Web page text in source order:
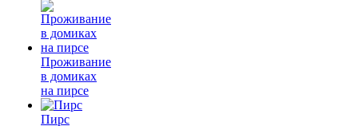
Проживание
в домиках
на пирсе
Пирс